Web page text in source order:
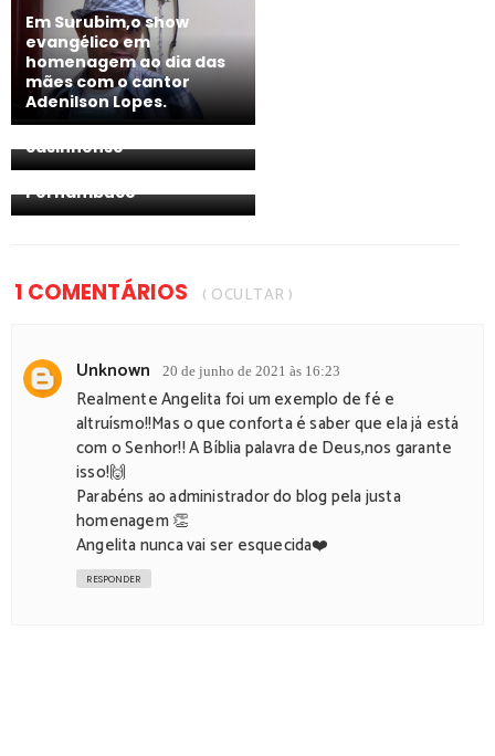
Em Surubim,o show
evangélico em
homenagem ao dia das
mães com o cantor
Adenilson Lopes.
CASINHAS - Irmã
Angelita, uma estrela no
céu. Prestou relevantes
serviço ao povo
casinhense
lei que regulamenta
atividades religiosas em
Pernambuco
1 COMENTÁRIOS ( OCULTAR )
Unknown 20 de junho de 2021 às 16:23
Realmente Angelita foi um exemplo de fé e
altruísmo!!Mas o que conforta é saber que ela já está
com o Senhor!! A Bíblia palavra de Deus,nos garante
isso!🙌
Parabéns ao administrador do blog pela justa
homenagem 👏
Angelita nunca vai ser esquecida❤️
RESPONDER